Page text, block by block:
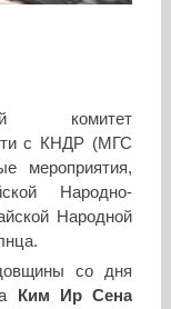
комитет
с КНДР (МГС
мероприятия,
Народно-
Народной
со дня
Ким Ир Сена